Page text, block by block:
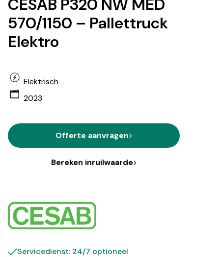
CESAB P320 NW MED
570/1150 – Pallettruck
Elektro
Elektrisch
2023
Offerte aanvragen
Bereken inruilwaarde
Servicedienst: 24/7 optioneel